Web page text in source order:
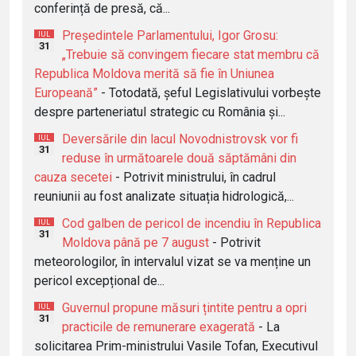
conferință de presă, că...
IUL
31
Președintele Parlamentului, Igor Grosu:
„Trebuie să convingem fiecare stat membru că
Republica Moldova merită să fie în Uniunea
Europeană” - Totodată, șeful Legislativului vorbește
despre parteneriatul strategic cu România și...
IUL
31
Deversările din lacul Novodnistrovsk vor fi
reduse în următoarele două săptămâni din
cauza secetei - Potrivit ministrului, în cadrul
reuniunii au fost analizate situația hidrologică,...
IUL
31
Cod galben de pericol de incendiu în Republica
Moldova până pe 7 august - Potrivit
meteorologilor, în intervalul vizat se va menține un
pericol excepțional de...
IUL
31
Guvernul propune măsuri țintite pentru a opri
practicile de remunerare exagerată - La
solicitarea Prim-ministrului Vasile Tofan, Executivul